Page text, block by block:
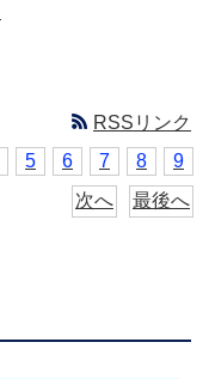
RSSリンク
5 6 7 8
9
次へ
最後へ